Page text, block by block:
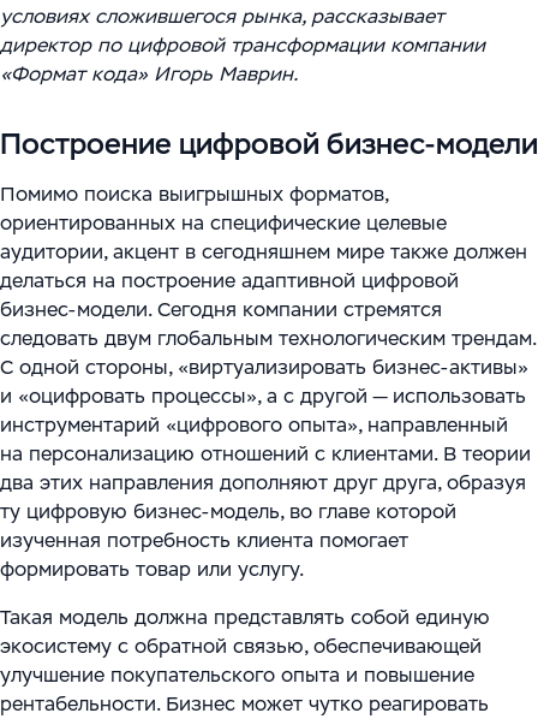
WMS Управление складом
Системы стандартизации и управления данными
для логистических и производственных
комплексов
Решения для производственной безопасности
Программное обеспечение для интеграции
автоматизированного и роботизированного
оборудования
Интеллектуальная обработка документов (IDP) в
международной логистике и транспорте
Импортозамещение
Модели сотрудничества
Мероприятия
Работа
Юридическая информация
Main
Warehouse Logistics and Automation
Связаться с нами
условиях сложившегося рынка, рассказывает
директор по цифровой трансформации компании
«Формат кода» Игорь Маврин.
Построение цифровой бизнес-модели
Помимо поиска выигрышных форматов,
ориентированных на специфические целевые
аудитории, акцент в сегодняшнем мире также должен
делаться на построение адаптивной цифровой
бизнес-модели. Сегодня компании стремятся
следовать двум глобальным технологическим трендам.
С одной стороны, «виртуализировать бизнес-активы»
и «оцифровать процессы», а с другой — использовать
инструментарий «цифрового опыта», направленный
на персонализацию отношений с клиентами. В теории
два этих направления дополняют друг друга, образуя
ту цифровую бизнес-модель, во главе которой
изученная потребность клиента помогает
формировать товар или услугу.
Такая модель должна представлять собой единую
экосистему с обратной связью, обеспечивающей
улучшение покупательского опыта и повышение
рентабельности. Бизнес может чутко реагировать